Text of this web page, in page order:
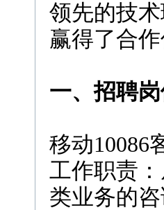
领先的技
赢得了合
一、招聘
移动
工作职责
类业务的